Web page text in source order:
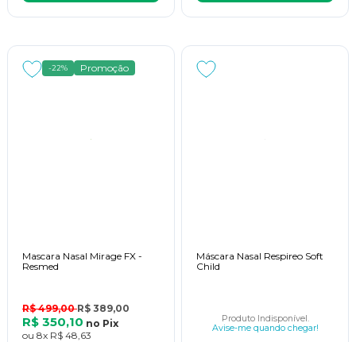
-22% Promoção
Mascara Nasal Mirage FX -
Resmed
R$ 499,00R$ 389,00
R$ 350,10 no Pix
ou 8x R$ 48,63
Máscara Nasal Respireo Soft
Child
Produto Indisponível.
Avise-me quando chegar!